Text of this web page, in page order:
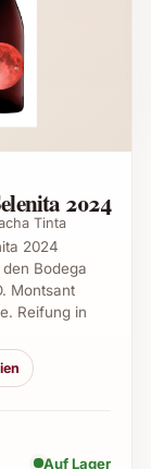
– dieser Wein
2020
im
2024
Tinta
2024
Bodega
Montsant
Reifung in
Auf Lager